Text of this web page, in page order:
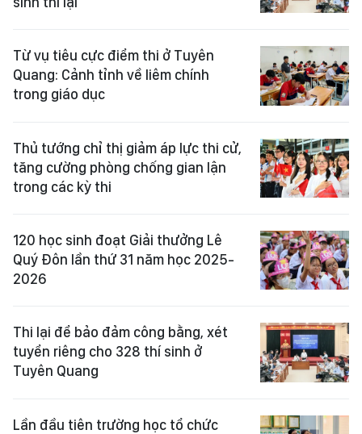
Từ vụ tiêu cực điểm thi ở Tuyên
Quang: Cảnh tỉnh về liêm chính
trong giáo dục
Thủ tướng chỉ thị giảm áp lực thi cử,
tăng cường phòng chống gian lận
trong các kỳ thi
120 học sinh đoạt Giải thưởng Lê
Quý Đôn lần thứ 31 năm học 2025-
2026
Thi lại để bảo đảm công bằng, xét
tuyển riêng cho 328 thí sinh ở
Tuyên Quang
Lần đầu tiên trường học tổ chức